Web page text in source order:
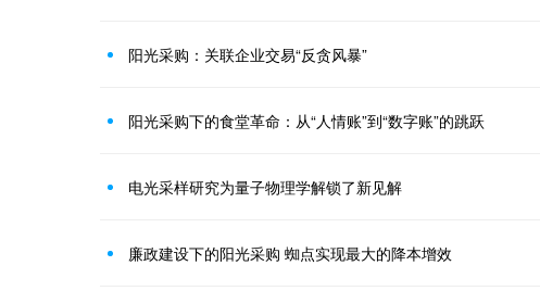
阳光采购：关联企业交易“反贪风暴”
阳光采购下的食堂革命：从“人情账”到“数字账”的跳跃
电光采样研究为量子物理学解锁了新见解
廉政建设下的阳光采购 蜘点实现最大的降本增效